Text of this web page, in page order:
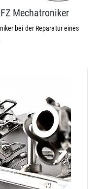
Mechatroniker
bei der Reparatur eines